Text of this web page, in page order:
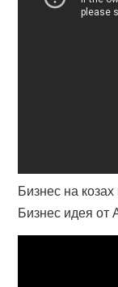
Бизнес на
Бизнес идея от